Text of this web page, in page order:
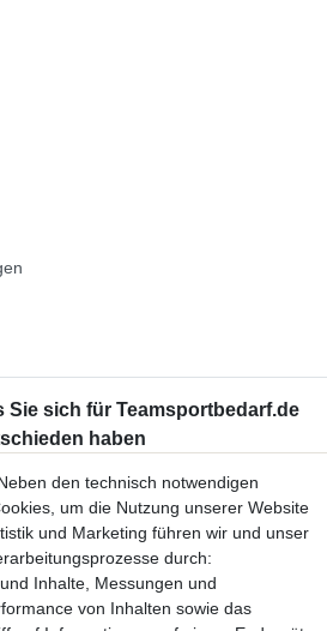
den technisch notwendigen
um die Nutzung unserer Website
und Marketing führen wir und unser
durch:
Inhalte, Messungen und
von Inhalten sowie das